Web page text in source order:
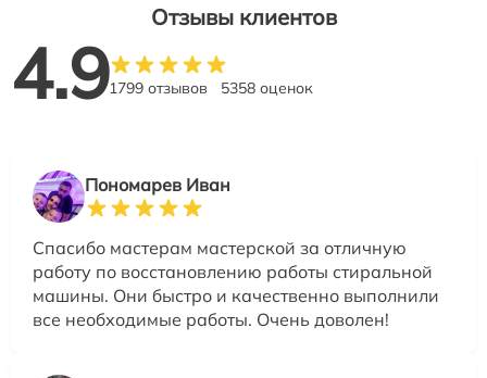
Отзывы клиентов
4.91799 отзывов 5358 оценок
Пономарев Иван
Спасибо мастерам мастерской за отличную
работу по восстановлению работы стиральной
машины. Они быстро и качественно выполнили
все необходимые работы. Очень доволен!